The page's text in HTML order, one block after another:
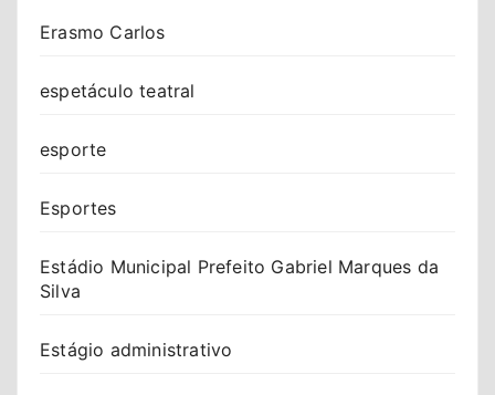
Erasmo Carlos
espetáculo teatral
esporte
Esportes
Estádio Municipal Prefeito Gabriel Marques da
Silva
Estágio administrativo